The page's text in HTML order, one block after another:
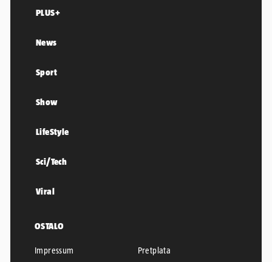
PLUS+
News
Sport
Show
LifeStyle
Sci/Tech
Viral
OSTALO
Impressum Pretplata